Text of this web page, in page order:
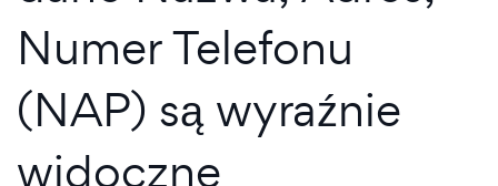
Numer Telefonu
(NAP) są wyraźnie
widoczne